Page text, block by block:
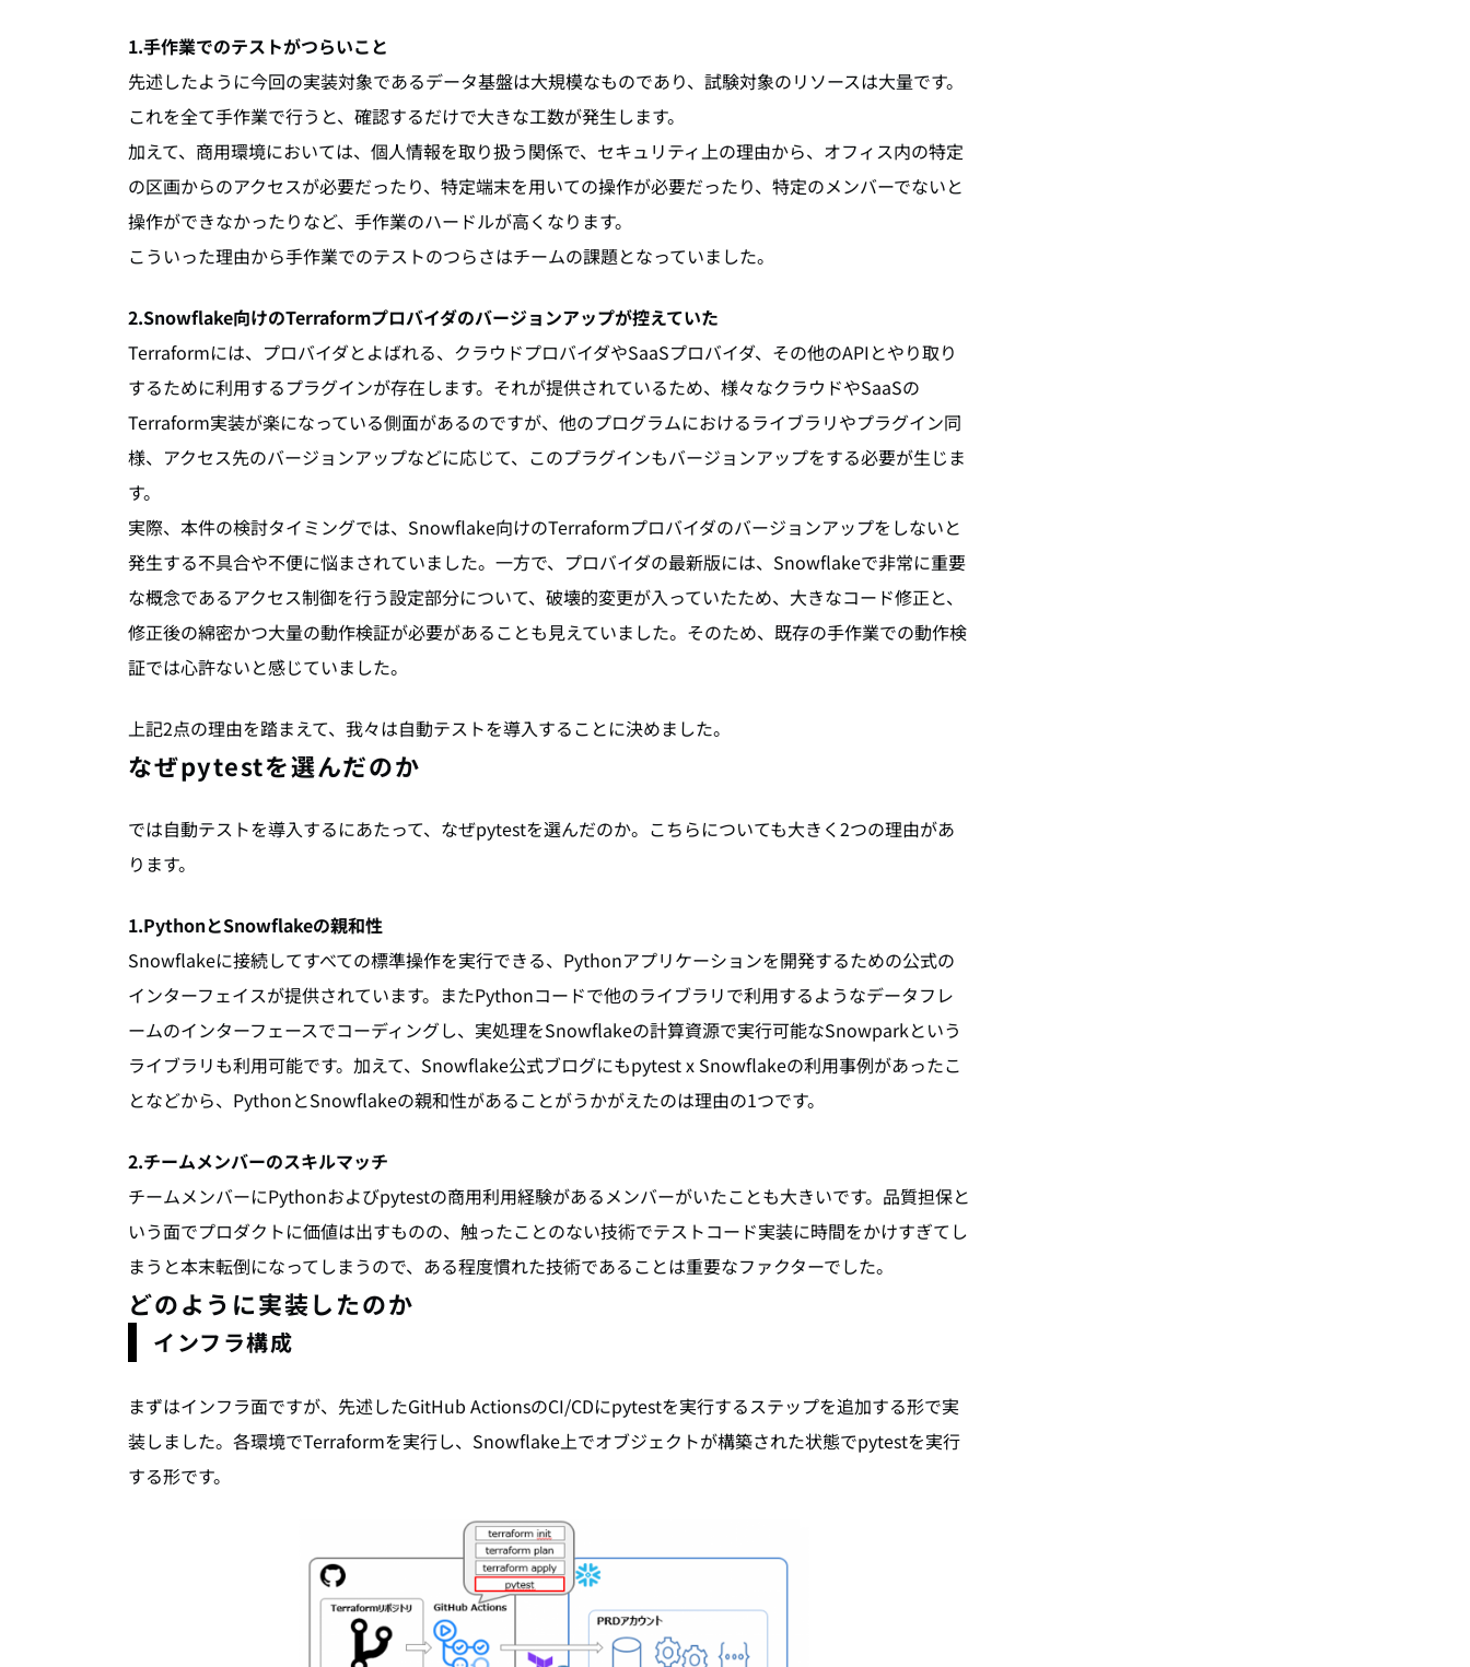
1.手作業でのテストがつらいこと
先述したように今回の実装対象であるデータ基盤は大規模なものであり、試験対象のリソースは大量です。
これを全て手作業で行うと、確認するだけで大きな工数が発生します。
加えて、商用環境においては、個人情報を取り扱う関係で、セキュリティ上の理由から、オフィス内の特定
の区画からのアクセスが必要だったり、特定端末を用いての操作が必要だったり、特定のメンバーでないと
操作ができなかったりなど、手作業のハードルが高くなります。
こういった理由から手作業でのテストのつらさはチームの課題となっていました。
2.Snowflake向けのTerraformプロバイダのバージョンアップが控えていた
Terraformには、プロバイダとよばれる、クラウドプロバイダやSaaSプロバイダ、その他のAPIとやり取り
するために利用するプラグインが存在します。それが提供されているため、様々なクラウドやSaaSの
Terraform実装が楽になっている側面があるのですが、他のプログラムにおけるライブラリやプラグイン同
様、アクセス先のバージョンアップなどに応じて、このプラグインもバージョンアップをする必要が生じま
す。
実際、本件の検討タイミングでは、Snowflake向けのTerraformプロバイダのバージョンアップをしないと
発生する不具合や不便に悩まされていました。一方で、プロバイダの最新版には、Snowflakeで非常に重要
な概念であるアクセス制御を行う設定部分について、破壊的変更が入っていたため、大きなコード修正と、
修正後の綿密かつ大量の動作検証が必要があることも見えていました。そのため、既存の手作業での動作検
証では心許ないと感じていました。
上記2点の理由を踏まえて、我々は自動テストを導入することに決めました。
なぜpytestを選んだのか
では自動テストを導入するにあたって、なぜpytestを選んだのか。こちらについても大きく2つの理由があ
ります。
1.PythonとSnowflakeの親和性
Snowflakeに接続してすべての標準操作を実行できる、Pythonアプリケーションを開発するための公式の
インターフェイスが提供されています。またPythonコードで他のライブラリで利用するようなデータフレ
ームのインターフェースでコーディングし、実処理をSnowflakeの計算資源で実行可能なSnowparkという
ライブラリも利用可能です。加えて、Snowflake公式ブログにもpytest x Snowflakeの利用事例があったこ
となどから、PythonとSnowflakeの親和性があることがうかがえたのは理由の1つです。
2.チームメンバーのスキルマッチ
チームメンバーにPythonおよびpytestの商用利用経験があるメンバーがいたことも大きいです。品質担保と
いう面でプロダクトに価値は出すものの、触ったことのない技術でテストコード実装に時間をかけすぎてし
まうと本末転倒になってしまうので、ある程度慣れた技術であることは重要なファクターでした。
どのように実装したのか
インフラ構成
まずはインフラ面ですが、先述したGitHub ActionsのCI/CDにpytestを実行するステップを追加する形で実
装しました。各環境でTerraformを実行し、Snowflake上でオブジェクトが構築された状態でpytestを実行
する形です。